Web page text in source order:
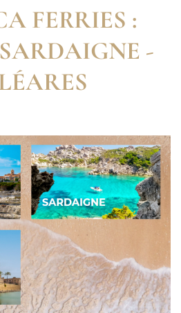
FERRIES :
-